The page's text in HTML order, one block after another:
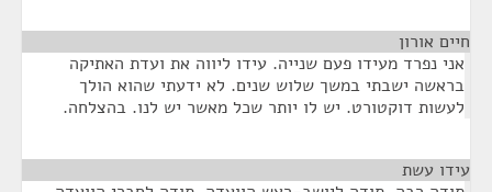
חיים אורון
אני נפרד מעידו פעם שנייה. עידו ליווה את ועדת האתיקה
בראשה ישבתי במשך שלוש שנים. לא ידעתי שהוא הולך
לעשות דוקטורט. יש לו יותר שכל מאשר יש לנו. בהצלחה.
עידו עשת